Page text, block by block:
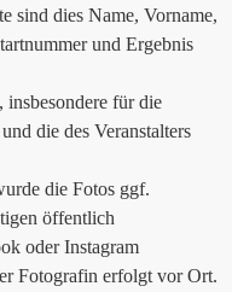
sind dies Name, Vorname,
und Ergebnis
insbesondere für die
die des Veranstalters
die Fotos ggf.
öffentlich
oder Instagram
Fotografin erfolgt vor Ort.